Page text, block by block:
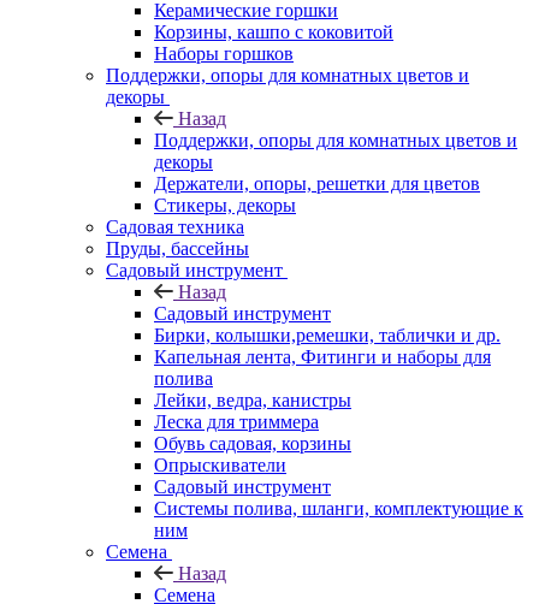
Керамические горшки
Корзины, кашпо с коковитой
Наборы горшков
Поддержки, опоры для комнатных цветов и
декоры
Назад
Поддержки, опоры для комнатных цветов и
декоры
Держатели, опоры, решетки для цветов
Стикеры, декоры
Садовая техника
Пруды, бассейны
Садовый инструмент
Назад
Садовый инструмент
Бирки, колышки,ремешки, таблички и др.
Капельная лента, Фитинги и наборы для
полива
Лейки, ведра, канистры
Леска для триммера
Обувь садовая, корзины
Опрыскиватели
Садовый инструмент
Системы полива, шланги, комплектующие к
ним
Семена
Назад
Семена